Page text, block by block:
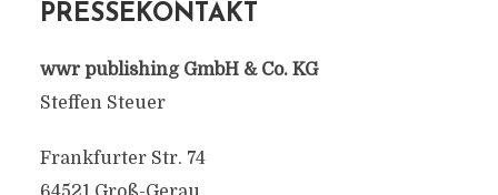
PRESSEKONTAKT
wwr publishing GmbH & Co. KG
Steffen Steuer
Frankfurter Str. 74